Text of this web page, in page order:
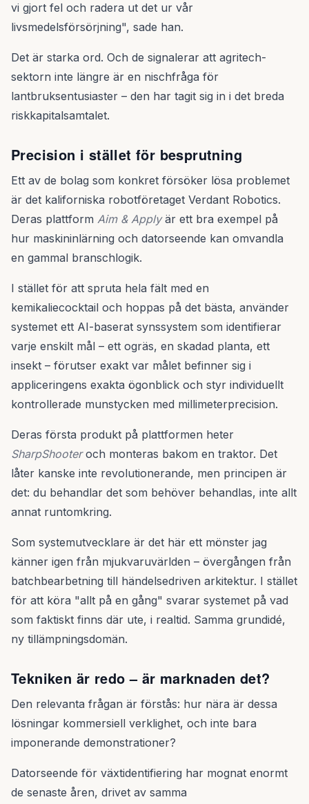
vi gjort fel och radera ut det ur vår
livsmedelsförsörjning", sade han.
Det är starka ord. Och de signalerar att agritech-
sektorn inte längre är en nischfråga för
lantbruksentusiaster – den har tagit sig in i det breda
riskkapitalsamtalet.
Precision i stället för besprutning
Ett av de bolag som konkret försöker lösa problemet
är det kaliforniska robotföretaget Verdant Robotics.
Deras plattform Aim & Applyär ett bra exempel på
hur maskininlärning och datorseende kan omvandla
en gammal branschlogik.
I stället för att spruta hela fält med en
kemikaliecocktail och hoppas på det bästa, använder
systemet ett AI-baserat synssystem som identifierar
varje enskilt mål – ett ogräs, en skadad planta, ett
insekt – förutser exakt var målet befinner sig i
appliceringens exakta ögonblick och styr individuellt
kontrollerade munstycken med millimeterprecision.
Deras första produkt på plattformen heter
SharpShooteroch monteras bakom en traktor. Det
låter kanske inte revolutionerande, men principen är
det: du behandlar det som behöver behandlas, inte allt
annat runtomkring.
Som systemutvecklare är det här ett mönster jag
känner igen från mjukvaruvärlden – övergången från
batchbearbetning till händelsedriven arkitektur. I stället
för att köra "allt på en gång" svarar systemet på vad
som faktiskt finns där ute, i realtid. Samma grundidé,
ny tillämpningsdomän.
Tekniken är redo – är marknaden det?
Den relevanta frågan är förstås: hur nära är dessa
lösningar kommersiell verklighet, och inte bara
imponerande demonstrationer?
Datorseende för växtidentifiering har mognat enormt
de senaste åren, drivet av samma